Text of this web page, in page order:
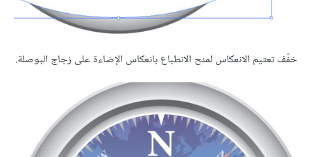
خفّف تعتيم الانعكاس لمنح الانطباع بانعكاس الإضاءة على زجاج البوصلة.